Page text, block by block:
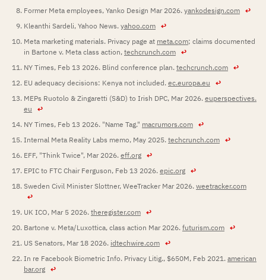
Former Meta employees, Yanko Design Mar 2026.yankodesign.com ↩
Kleanthi Sardeli, Yahoo News.yahoo.com ↩
Meta marketing materials. Privacy page at meta.com; claims documented
in Bartone v. Meta class action,techcrunch.com ↩
NY Times, Feb 13 2026. Blind conference plan.techcrunch.com ↩
EU adequacy decisions: Kenya not included.ec.europa.eu
↩
MEPs Ruotolo & Zingaretti (S&D) to Irish DPC, Mar 2026.euperspectives.
eu
↩
NY Times, Feb 13 2026. "Name Tag." macrumors.com ↩
Internal Meta Reality Labs memo, May 2025.techcrunch.com ↩
EFF, "Think Twice", Mar 2026.eff.org ↩
EPIC to FTC Chair Ferguson, Feb 13 2026.epic.org ↩
Sweden Civil Minister Slottner, WeeTracker Mar 2026.weetracker.com
↩
UK ICO, Mar 5 2026.theregister.com ↩
Bartone v. Meta/Luxottica, class action Mar 2026.futurism.com ↩
US Senators, Mar 18 2026. idtechwire.com ↩
In re Facebook Biometric Info. Privacy Litig., $650M, Feb 2021.american
bar.org ↩